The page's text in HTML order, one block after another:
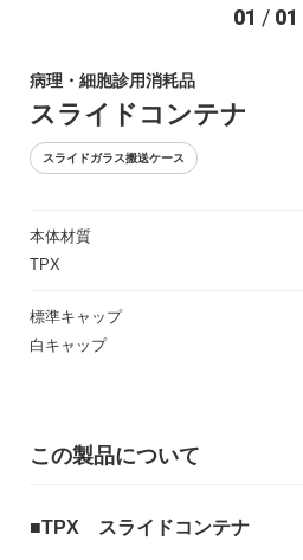
01 / 01
病理・細胞診用消耗品
スライドコンテナ
スライドガラス搬送ケース
本体材質
TPX
標準キャップ
白キャップ
この製品について
TPX スライドコンテナ